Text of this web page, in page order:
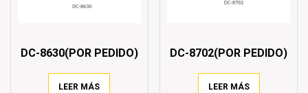
DC-8630(POR PEDIDO)
LEER MÁS
DC-8702(POR PEDIDO)
LEER MÁS